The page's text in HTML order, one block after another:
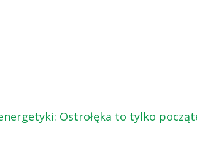
Ostrołęka to tylko